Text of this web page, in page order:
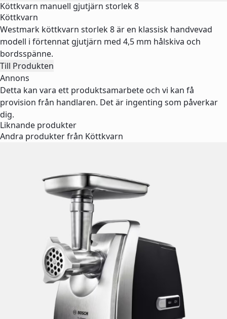
Köttkvarn manuell gjutjärn storlek 8
Köttkvarn
Westmark köttkvarn storlek 8 är en klassisk handvevad
modell i förtennat gjutjärn med 4,5 mm hålskiva och
bordsspänne.
Till Produkten
Annons
Detta kan vara ett produktsamarbete och vi kan få
provision från handlaren. Det är ingenting som påverkar
dig.
Liknande produkter
Andra produkter från Köttkvarn